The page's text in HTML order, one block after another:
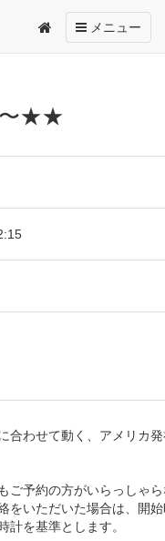
Toggle
navigation
メニュー
〜★★
合わせて動く、アメリカ
ご予約の方がいらっしゃ
をいただいた場合は、開
計を基準とします。